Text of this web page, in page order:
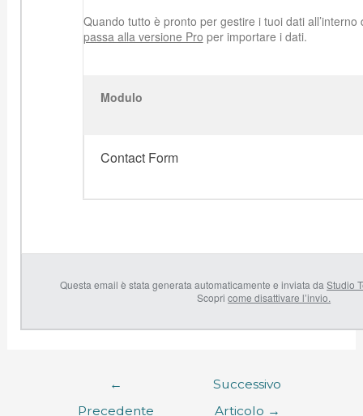
Quando tutto è pronto per gestire i tuoi dati all’interno
passa alla versione Pro per importare i dati.
Modulo
Contact Form
Questa email è stata generata automaticamente e inviata daStudio
Scopricome disattivare l’invio.
←
Precedente
Successivo
Articolo →